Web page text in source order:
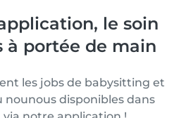
le soin
à portée de main
les jobs de babysitting et
nounous disponibles dans